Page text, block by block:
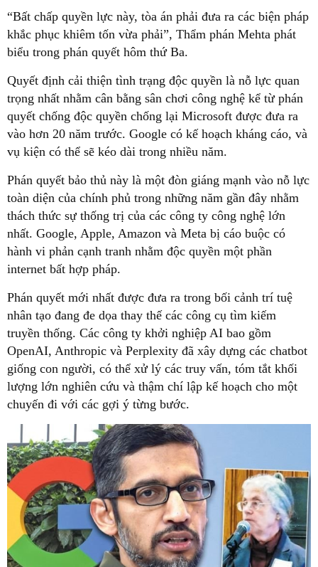
“Bất chấp quyền lực này, tòa án phải đưa ra các biện pháp
khắc phục khiêm tốn vừa phải”, Thẩm phán Mehta phát
biểu trong phán quyết hôm thứ Ba.
Quyết định cải thiện tình trạng độc quyền là nỗ lực quan
trọng nhất nhằm cân bằng sân chơi công nghệ kể từ phán
quyết chống độc quyền chống lại Microsoft được đưa ra
vào hơn 20 năm trước. Google có kế hoạch kháng cáo, và
vụ kiện có thể sẽ kéo dài trong nhiều năm.
Phán quyết bảo thủ này là một đòn giáng mạnh vào nỗ lực
toàn diện của chính phủ trong những năm gần đây nhằm
thách thức sự thống trị của các công ty công nghệ lớn
nhất. Google, Apple, Amazon và Meta bị cáo buộc có
hành vi phản cạnh tranh nhằm độc quyền một phần
internet bất hợp pháp.
Phán quyết mới nhất được đưa ra trong bối cảnh trí tuệ
nhân tạo đang đe dọa thay thế các công cụ tìm kiếm
truyền thống. Các công ty khởi nghiệp AI bao gồm
OpenAI, Anthropic và Perplexity đã xây dựng các chatbot
giống con người, có thể xử lý các truy vấn, tóm tắt khối
lượng lớn nghiên cứu và thậm chí lập kế hoạch cho một
chuyến đi với các gợi ý từng bước.